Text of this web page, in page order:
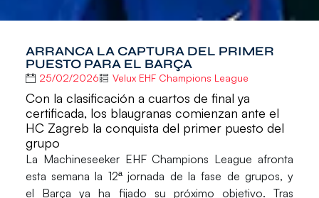
ARRANCA LA CAPTURA DEL PRIMER
PUESTO PARA EL BARÇA
25/02/2026 Velux EHF Champions League
Con la clasificación a cuartos de final ya
certificada, los blaugranas comienzan ante el
HC Zagreb la conquista del primer puesto del
grupo
La Machineseeker EHF Champions League afronta
esta semana la 12ª jornada de la fase de grupos, y
el Barça ya ha fijado su próximo objetivo. Tras